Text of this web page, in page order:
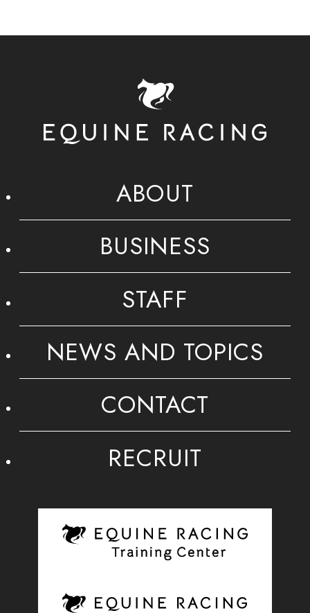
ABOUT
BUSINESS
STAFF
NEWS AND TOPICS
CONTACT
RECRUIT